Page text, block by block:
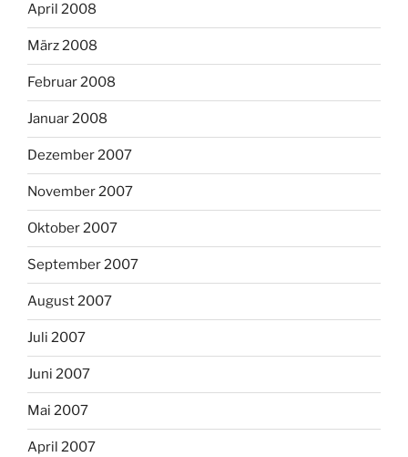
April 2008
März 2008
Februar 2008
Januar 2008
Dezember 2007
November 2007
Oktober 2007
September 2007
August 2007
Juli 2007
Juni 2007
Mai 2007
April 2007